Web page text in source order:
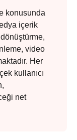
konusunda
içerik
video
Her
kullanıcı
net